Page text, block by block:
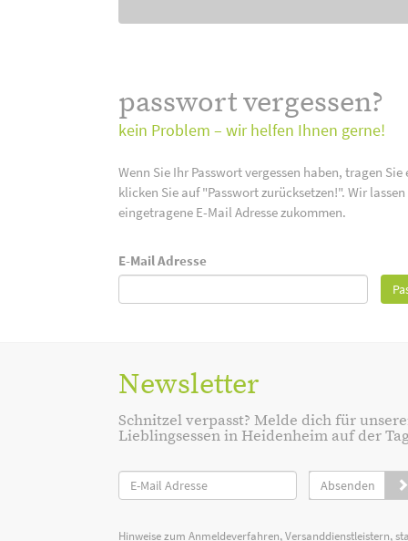
passwort vergessen?
kein Problem – wir helfen Ihnen gerne!
Wenn Sie Ihr Passwort vergessen haben, tragen
klicken Sie auf "Passwort zurücksetzen!". Wir
eingetragene E-Mail Adresse zukommen.
E-Mail Adresse
Newsletter
Schnitzel verpasst? Melde dich für
Lieblingsessen in Heidenheim auf der
Absenden
Hinweise zum Anmeldeverfahren, Versanddienstleistern,